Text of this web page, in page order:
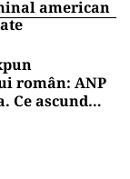
american
român: ANP
Ce ascund